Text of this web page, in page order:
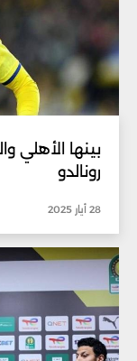
رونالدو
28 أيار 2025